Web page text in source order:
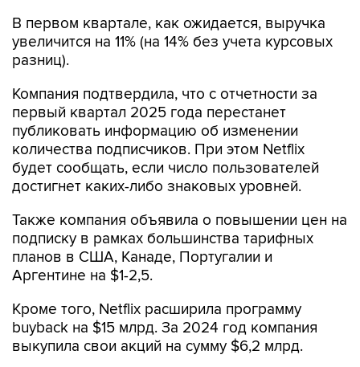
В первом квартале, как ожидается, выручка
увеличится на 11% (на 14% без учета курсовых
разниц).
Компания подтвердила, что с отчетности за
первый квартал 2025 года перестанет
публиковать информацию об изменении
количества подписчиков. При этом Netflix
будет сообщать, если число пользователей
достигнет каких-либо знаковых уровней.
Также компания объявила о повышении цен на
подписку в рамках большинства тарифных
планов в США, Канаде, Португалии и
Аргентине на $1-2,5.
Кроме того, Netflix расширила программу
buyback на $15 млрд. За 2024 год компания
выкупила свои акций на сумму $6,2 млрд.